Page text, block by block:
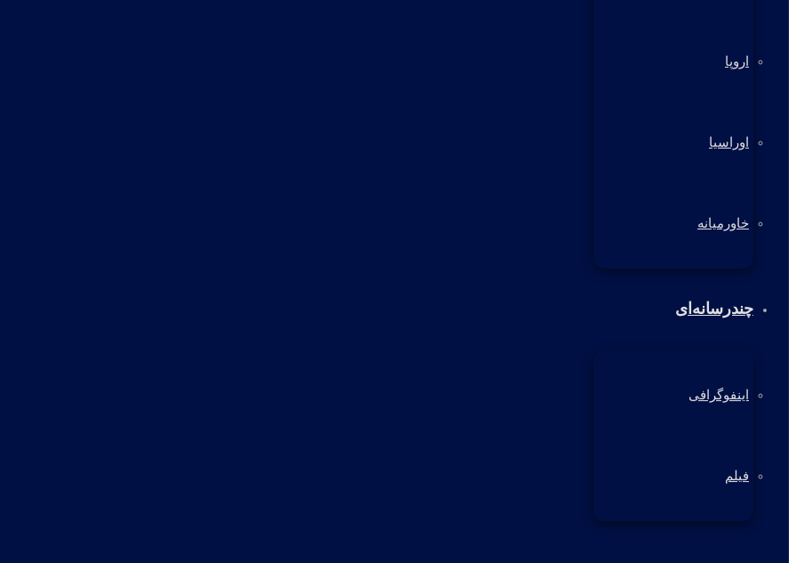
اروپا
اوراسیا
خاورمیانه
چندرسانه‌ای
اینفوگرافی
فیلم